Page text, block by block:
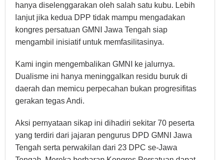
hanya diselenggarakan oleh salah satu kubu. Lebih
lanjut jika kedua DPP tidak mampu mengadakan
kongres persatuan GMNI Jawa Tengah siap
mengambil inisiatif untuk memfasilitasinya.
Kami ingin mengembalikan GMNI ke jalurnya.
Dualisme ini hanya meninggalkan residu buruk di
daerah dan memicu perpecahan bukan progresifitas
gerakan tegas Andi.
Aksi pernyataan sikap ini dihadiri sekitar 70 peserta
yang terdiri dari jajaran pengurus DPD GMNI Jawa
Tengah serta perwakilan dari 23 DPC se-Jawa